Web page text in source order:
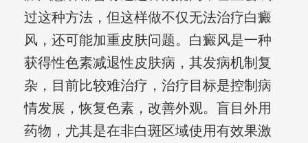
过这种方法，但这样做不仅无法治疗白癜
风，还可能加重皮肤问题。白癜风是一种
获得性色素减退性皮肤病，其发病机制复
杂，目前比较难治疗，治疗目标是控制病
情发展，恢复色素，改善外观。盲目外用
药物，尤其是在非白斑区域使用有效果激